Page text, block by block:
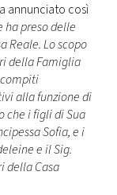
annunciato così
ha preso delle
Reale. Lo scopo
della Famiglia
alla funzione di
che i figli di Sua
Sofia, e i
e il Sig.
della Casa